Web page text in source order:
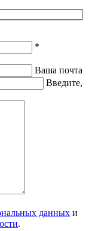
*
Ваша почта
Введите,
данных и
.